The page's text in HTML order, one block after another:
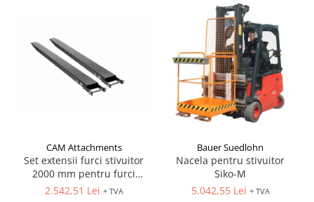
CAM Attachments
Set extensii furci stivuitor
2000 mm pentru furci
100x40 mm
2.542,51 Lei + TVA
Bauer Suedlohn
Nacela pentru stivuitor
Siko-M
5.042,55 Lei + TVA